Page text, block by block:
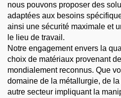
nous pouvons proposer des
adaptées aux besoins
ainsi une sécurité maximale et
le lieu de travail.
Notre engagement envers la
choix de matériaux provenant
mondialement reconnus. Que
domaine de la métallurgie, de
autre secteur impliquant la